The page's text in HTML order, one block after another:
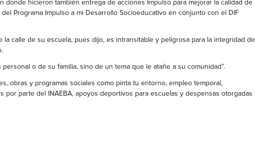
hicieron también entrega de acciones Impulso para mejorar la calidad de
Programa Impulso a mi Desarrollo Socioeducativo en conjunto con el DIF
calle de su escuela, pues dijo, es intransitable y peligrosa para la integridad de
o de su familia, sino de un tema que le atañe a su comunidad”.
obras y programas sociales como pinta tu entorno, empleo temporal,
parte del INAEBA, apoyos deportivos para escuelas y despensas otorgadas